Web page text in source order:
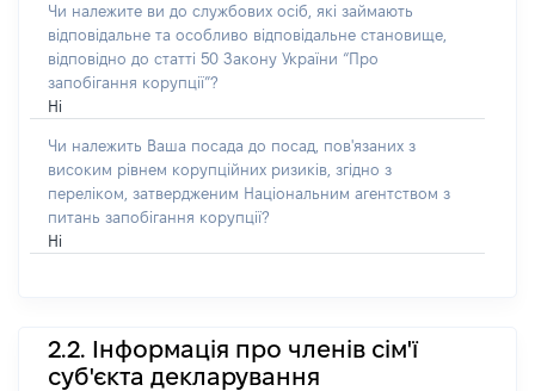
Чи належите ви до службових осіб, які займають
відповідальне та особливо відповідальне становище,
відповідно до статті 50 Закону України “Про
запобігання корупції”?
Ні
Чи належить Ваша посада до посад, пов'язаних з
високим рівнем корупційних ризиків, згідно з
переліком, затвердженим Національним агентством з
питань запобігання корупції?
Ні
2.2. Інформація про членів сім'ї
суб'єкта декларування